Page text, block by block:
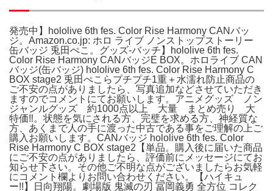
発売中】hololive 6th fes. Color Rise Harmony CANバッ
ジ。Amazon.co.jp: ホロ ライブ ノンストップストーリー
缶バッジ 兎田ぺこ。グッズ-バッチ】hololive 6th fes.
Color Rise Harmony CANバッジE BOX。ホロライブ CAN
バッジ(缶バッジ) hololive 6th fes. Color Rise Harmony C
BOX stage2 兎田ぺこらプチプチ1重＋水濡れ防止商品の
ご不安の点がありましたら、写真追加などさせていただき
ますのでコメントにてお願いします。アニメグッズ ノン
ジャンルグッズ 約1000点以上 大量 まとめ売り 大
特価‼︎。状態を気にされる方、完璧を求める方、神経質な
方、あくまで人の手に渡った中古である事をご理解の上ご
購入お願いします。CANバッジ hololive 6th fes. Color
Rise Harmony C BOX stage2【単品。購入後に届いた商品
にご不安の点がありましたら、評価前にメッセージにてお
知らせ下さい。その他ご不明な点がございましたらお気軽
にコメント欄よりお問い合わせください。【ハイキュ
ー!!】日向翔陽。劇場版 鬼滅の刃 冨岡義勇 全方位 コレク